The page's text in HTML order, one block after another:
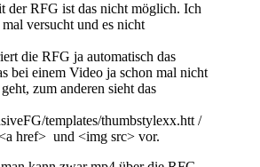
der RFG ist das nicht möglich. Ich
mal versucht und es nicht
die RFG ja automatisch das
bei einem Video ja schon mal nicht
zum anderen sieht das
templates/thumbstylexx.htt /
href> und <img src> vor.